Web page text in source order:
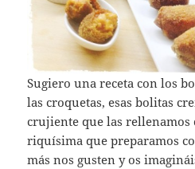
Sugiero una receta con los
las croquetas, esas bolitas
crujiente que las rellenamos
riquísima que preparamos
más nos gusten y os